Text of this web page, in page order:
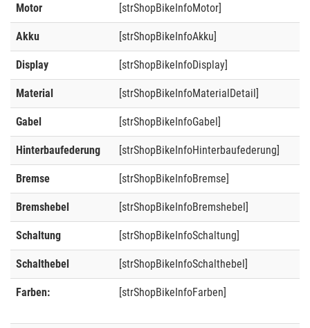
Motor [strShopBikeInfoMotor]
Akku [strShopBikeInfoAkku]
Display [strShopBikeInfoDisplay]
Material [strShopBikeInfoMaterialDetail]
Gabel [strShopBikeInfoGabel]
Hinterbaufederung [strShopBikeInfoHinterbaufederung]
Bremse [strShopBikeInfoBremse]
Bremshebel [strShopBikeInfoBremshebel]
Schaltung [strShopBikeInfoSchaltung]
Schalthebel [strShopBikeInfoSchalthebel]
Farben: [strShopBikeInfoFarben]